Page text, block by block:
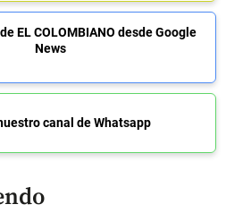
EL COLOMBIANO desde Google
News
canal de Whatsapp